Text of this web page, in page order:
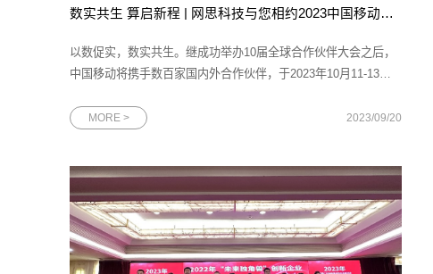
数实共生 算启新程 | 网思科技与您相约2023中国移动全球合作伙伴大会
以数促实，数实共生。继成功举办10届全球合作伙伴大会之后，
中国移动将携手数百家国内外合作伙伴，于2023年10月11-13日
会。作为中国移动的重要合作伙伴，网思科技再次应邀参与中国
MORE > 2023/09/20